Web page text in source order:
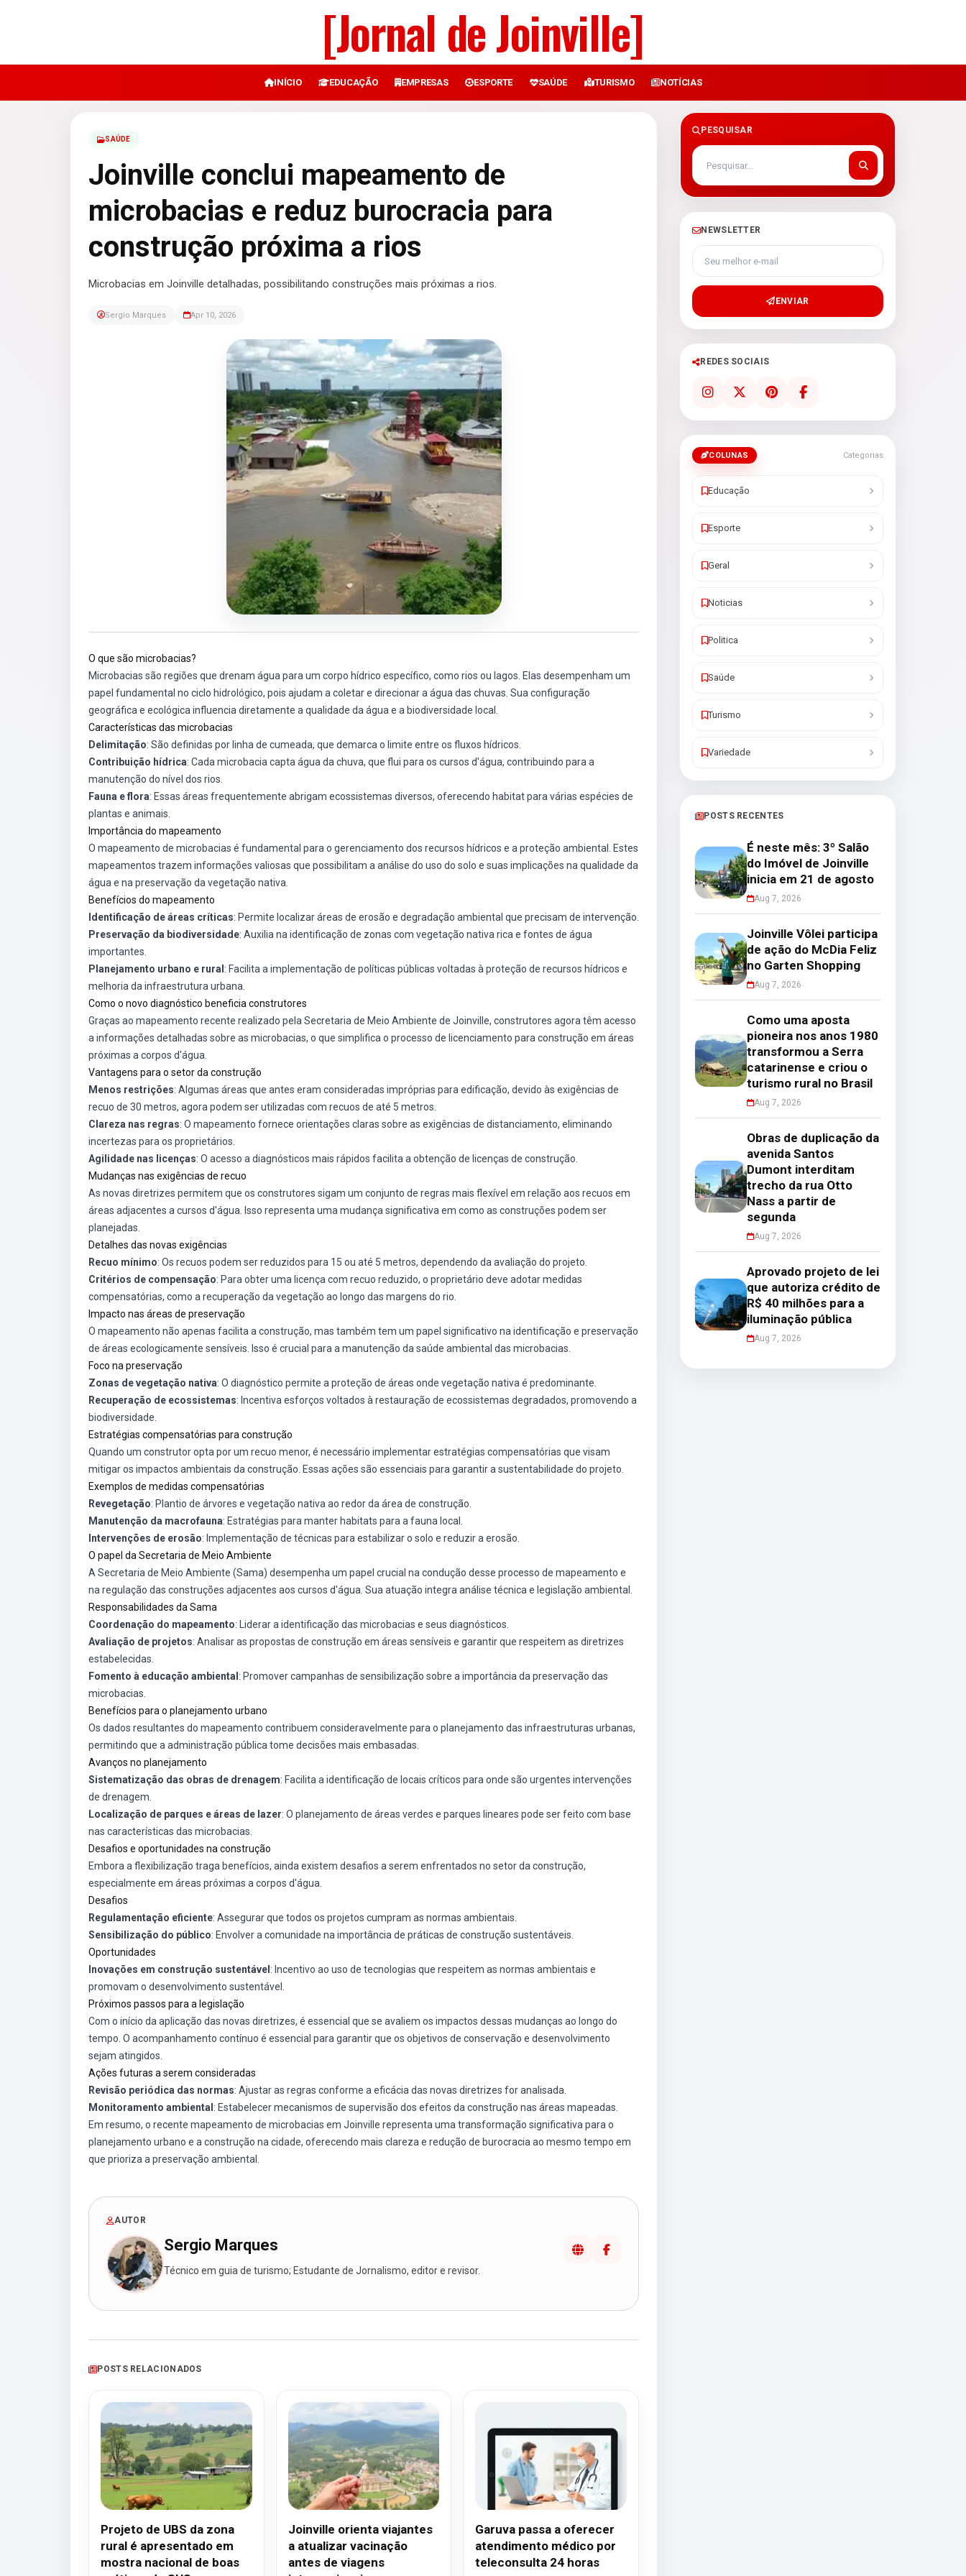
[Jornal de Joinville]
INÍCIO EDUCAÇÃO EMPRESAS ESPORTE SAÚDE TURISMO NOTÍCIAS
SAÚDE
Joinville conclui mapeamento de
microbacias e reduz burocracia para
construção próxima a rios
Microbacias em Joinville detalhadas, possibilitando construções mais próximas a rios.
Sergio Marques Apr 10, 2026
O que são microbacias?
Microbacias são regiões que drenam água para um corpo hídrico específico, como rios ou lagos. Elas desempenham um
papel fundamental no ciclo hidrológico, pois ajudam a coletar e direcionar a água das chuvas. Sua configuração
geográfica e ecológica influencia diretamente a qualidade da água e a biodiversidade local.
Características das microbacias
Delimitação: São definidas por linha de cumeada, que demarca o limite entre os fluxos hídricos.
Contribuição hídrica: Cada microbacia capta água da chuva, que flui para os cursos d'água, contribuindo para a
manutenção do nível dos rios.
Fauna e flora: Essas áreas frequentemente abrigam ecossistemas diversos, oferecendo habitat para várias espécies de
plantas e animais.
Importância do mapeamento
O mapeamento de microbacias é fundamental para o gerenciamento dos recursos hídricos e a proteção ambiental. Estes
mapeamentos trazem informações valiosas que possibilitam a análise do uso do solo e suas implicações na qualidade da
água e na preservação da vegetação nativa.
Benefícios do mapeamento
Identificação de áreas críticas: Permite localizar áreas de erosão e degradação ambiental que precisam de intervenção.
Preservação da biodiversidade: Auxilia na identificação de zonas com vegetação nativa rica e fontes de água
importantes.
Planejamento urbano e rural : Facilita a implementação de políticas públicas voltadas à proteção de recursos hídricos e
melhoria da infraestrutura urbana.
Como o novo diagnóstico beneficia construtores
Graças ao mapeamento recente realizado pela Secretaria de Meio Ambiente de Joinville, construtores agora têm acesso
a informações detalhadas sobre as microbacias, o que simplifica o processo de licenciamento para construção em áreas
próximas a corpos d'água.
Vantagens para o setor da construção
Menos restrições: Algumas áreas que antes eram consideradas impróprias para edificação, devido às exigências de
recuo de 30 metros, agora podem ser utilizadas com recuos de até 5 metros.
Clareza nas regras: O mapeamento fornece orientações claras sobre as exigências de distanciamento, eliminando
incertezas para os proprietários.
Agilidade nas licenças: O acesso a diagnósticos mais rápidos facilita a obtenção de licenças de construção.
Mudanças nas exigências de recuo
As novas diretrizes permitem que os construtores sigam um conjunto de regras mais flexível em relação aos recuos em
áreas adjacentes a cursos d'água. Isso representa uma mudança significativa em como as construções podem ser
planejadas.
Detalhes das novas exigências
Recuo mínimo: Os recuos podem ser reduzidos para 15 ou até 5 metros, dependendo da avaliação do projeto.
Critérios de compensação: Para obter uma licença com recuo reduzido, o proprietário deve adotar medidas
compensatórias, como a recuperação da vegetação ao longo das margens do rio.
Impacto nas áreas de preservação
O mapeamento não apenas facilita a construção, mas também tem um papel significativo na identificação e preservação
de áreas ecologicamente sensíveis. Isso é crucial para a manutenção da saúde ambiental das microbacias.
Foco na preservação
Zonas de vegetação nativa: O diagnóstico permite a proteção de áreas onde vegetação nativa é predominante.
Recuperação de ecossistemas: Incentiva esforços voltados à restauração de ecossistemas degradados, promovendo a
biodiversidade.
Estratégias compensatórias para construção
Quando um construtor opta por um recuo menor, é necessário implementar estratégias compensatórias que visam
mitigar os impactos ambientais da construção. Essas ações são essenciais para garantir a sustentabilidade do projeto.
Exemplos de medidas compensatórias
Revegetação: Plantio de árvores e vegetação nativa ao redor da área de construção.
Manutenção da macrofauna: Estratégias para manter habitats para a fauna local.
Intervenções de erosão: Implementação de técnicas para estabilizar o solo e reduzir a erosão.
O papel da Secretaria de Meio Ambiente
A Secretaria de Meio Ambiente (Sama) desempenha um papel crucial na condução desse processo de mapeamento e
na regulação das construções adjacentes aos cursos d'água. Sua atuação integra análise técnica e legislação ambiental.
Responsabilidades da Sama
Coordenação do mapeamento: Liderar a identificação das microbacias e seus diagnósticos.
Avaliação de projetos: Analisar as propostas de construção em áreas sensíveis e garantir que respeitem as diretrizes
estabelecidas.
Fomento à educação ambiental : Promover campanhas de sensibilização sobre a importância da preservação das
microbacias.
Benefícios para o planejamento urbano
Os dados resultantes do mapeamento contribuem consideravelmente para o planejamento das infraestruturas urbanas,
permitindo que a administração pública tome decisões mais embasadas.
Avanços no planejamento
Sistematização das obras de drenagem: Facilita a identificação de locais críticos para onde são urgentes intervenções
de drenagem.
Localização de parques e áreas de lazer: O planejamento de áreas verdes e parques lineares pode ser feito com base
nas características das microbacias.
Desafios e oportunidades na construção
Embora a flexibilização traga benefícios, ainda existem desafios a serem enfrentados no setor da construção,
especialmente em áreas próximas a corpos d'água.
Desafios
Regulamentação eficiente: Assegurar que todos os projetos cumpram as normas ambientais.
Sensibilização do público: Envolver a comunidade na importância de práticas de construção sustentáveis.
Oportunidades
Inovações em construção sustentável : Incentivo ao uso de tecnologias que respeitem as normas ambientais e
promovam o desenvolvimento sustentável.
Próximos passos para a legislação
Com o início da aplicação das novas diretrizes, é essencial que se avaliem os impactos dessas mudanças ao longo do
tempo. O acompanhamento contínuo é essencial para garantir que os objetivos de conservação e desenvolvimento
sejam atingidos.
Ações futuras a serem consideradas
Revisão periódica das normas: Ajustar as regras conforme a eficácia das novas diretrizes for analisada.
Monitoramento ambiental : Estabelecer mecanismos de supervisão dos efeitos da construção nas áreas mapeadas.
Em resumo, o recente mapeamento de microbacias em Joinville representa uma transformação significativa para o
planejamento urbano e a construção na cidade, oferecendo mais clareza e redução de burocracia ao mesmo tempo em
que prioriza a preservação ambiental.
AUTOR
Sergio Marques
Técnico em guia de turismo; Estudante de Jornalismo, editor e revisor.
POSTS RELACIONADOS
Projeto de UBS da zona
rural é apresentado em
mostra nacional de boas
Joinville orienta viajantes
a atualizar vacinação
antes de viagens
Garuva passa a oferecer
atendimento médico por
teleconsulta 24 horas
PESQUISAR
NEWSLETTER
Seu melhor e-mail
ENVIAR
REDES SOCIAIS
COLUNAS Categorias
Educação
Esporte
Geral
Noticias
Politica
Saúde
Turismo
Variedade
POSTS RECENTES
É neste mês: 3º Salão
do Imóvel de Joinville
inicia em 21 de agosto
Aug 7, 2026
Joinville Vôlei participa
de ação do McDia Feliz
no Garten Shopping
Aug 7, 2026
Como uma aposta
pioneira nos anos 1980
transformou a Serra
catarinense e criou o
turismo rural no Brasil
Aug 7, 2026
Obras de duplicação da
avenida Santos
Dumont interditam
trecho da rua Otto
Nass a partir de
segunda
Aug 7, 2026
Aprovado projeto de lei
que autoriza crédito de
R$ 40 milhões para a
iluminação pública
Aug 7, 2026